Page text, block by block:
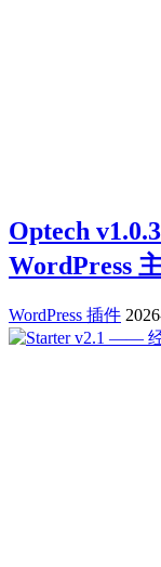
Optech
WordPress
WordPress 插件